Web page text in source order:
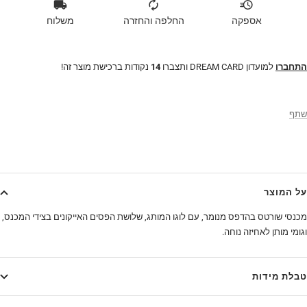
אספקה החלפה והחזרה משלוח
התחברו למועדון DREAM CARD ותצברו 14 נקודות ברכישת מוצר זה!
שתף
על המוצר
מכנסי שורטס בהדפס מנומר, עם לוגו המותג, שלושת הפסים האייקונים בצידי המכנס,
וגומי מותן לאחיזה נוחה.
טבלת מידות